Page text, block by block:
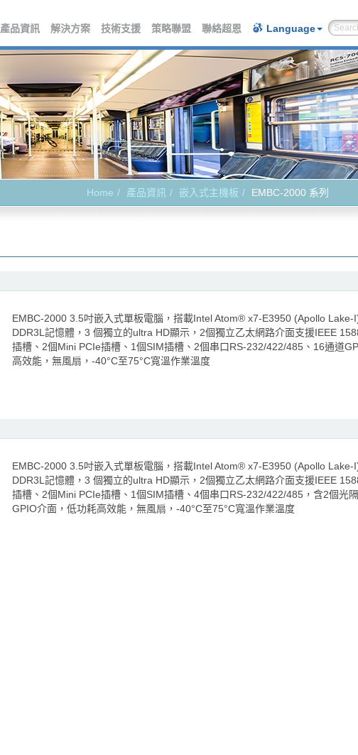
產品資訊 解決方案 技術支援 策略聯盟 聯絡超恩 Language
Home 產品資訊 嵌入式主機板 EMBC-2000 系列
EMBC-2000 3.5吋嵌入式單板電腦，搭載Intel Atom® x7-E3950 (Apollo Lake-
DDR3L記憶體，3 個獨立的ultra HD顯示，2個獨立乙太網路介面支援IEEE
插槽、2個Mini PCIe插槽、1個SIM插槽、2個串口RS-232/422/485、16通道
高效能，無風扇，-40°C至75°C寬溫作業溫度
EMBC-2000 3.5吋嵌入式單板電腦，搭載Intel Atom® x7-E3950 (Apollo Lake-
DDR3L記憶體，3 個獨立的ultra HD顯示，2個獨立乙太網路介面支援IEEE
插槽、2個Mini PCIe插槽、1個SIM插槽、4個串口RS-232/422/485，含2個光
GPIO介面，低功耗高效能，無風扇，-40°C至75°C寬溫作業溫度